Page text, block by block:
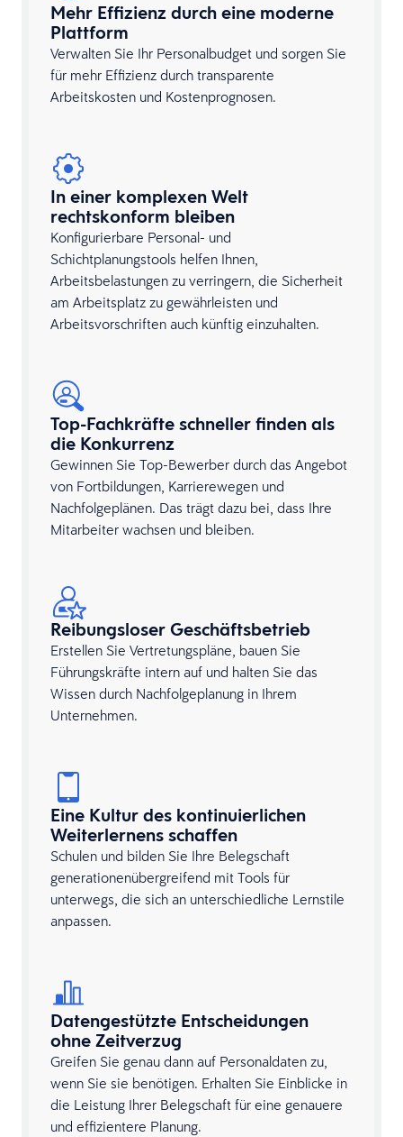
Mehr Effizienz durch eine moderne
Plattform
Verwalten Sie Ihr Personalbudget und sorgen Sie
für mehr Effizienz durch transparente
Arbeitskosten und Kostenprognosen.
In einer komplexen Welt
rechtskonform bleiben
Konfigurierbare Personal- und
Schichtplanungstools helfen Ihnen,
Arbeitsbelastungen zu verringern, die Sicherheit
am Arbeitsplatz zu gewährleisten und
Arbeitsvorschriften auch künftig einzuhalten.
Top-Fachkräfte schneller finden als
die Konkurrenz
Gewinnen Sie Top-Bewerber durch das Angebot
von Fortbildungen, Karrierewegen und
Nachfolgeplänen. Das trägt dazu bei, dass Ihre
Mitarbeiter wachsen und bleiben.
Reibungsloser Geschäftsbetrieb
Erstellen Sie Vertretungspläne, bauen Sie
Führungskräfte intern auf und halten Sie das
Wissen durch Nachfolgeplanung in Ihrem
Unternehmen.
Eine Kultur des kontinuierlichen
Weiterlernens schaffen
Schulen und bilden Sie Ihre Belegschaft
generationenübergreifend mit Tools für
unterwegs, die sich an unterschiedliche Lernstile
anpassen.
Datengestützte Entscheidungen
ohne Zeitverzug
Greifen Sie genau dann auf Personaldaten zu,
wenn Sie sie benötigen. Erhalten Sie Einblicke in
die Leistung Ihrer Belegschaft für eine genauere
und effizientere Planung.